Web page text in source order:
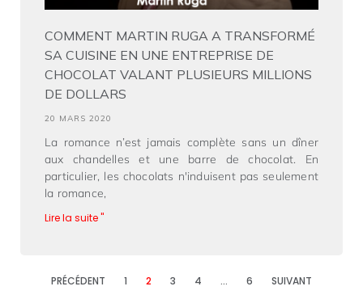
COMMENT MARTIN RUGA A TRANSFORMÉ
SA CUISINE EN UNE ENTREPRISE DE
CHOCOLAT VALANT PLUSIEURS MILLIONS
DE DOLLARS
20 MARS 2020
La romance n’est jamais complète sans un dîner
aux chandelles et une barre de chocolat. En
particulier, les chocolats n'induisent pas seulement
la romance,
Lire la suite "
PRÉCÉDENT 1 2 3 4 … 6 SUIVANT